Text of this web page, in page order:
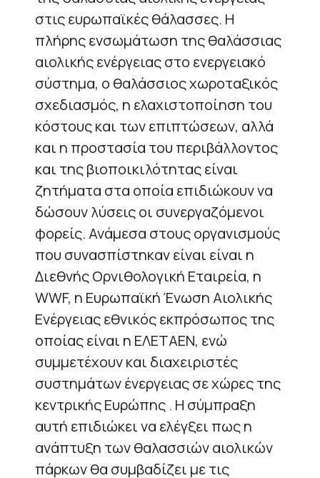
στις ευρωπαϊκές θάλασσες. Η
πλήρης ενσωμάτωση της θαλάσσιας
αιολικής ενέργειας στο ενεργειακό
σύστημα, ο θαλάσσιος χωροταξικός
σχεδιασμός, η ελαχιστοποίηση του
κόστους και των επιπτώσεων, αλλά
και η προστασία του περιβάλλοντος
και της βιοποικιλότητας είναι
ζητήματα στα οποία επιδιώκουν να
δώσουν λύσεις οι συνεργαζόμενοι
φορείς. Ανάμεσα στους οργανισμούς
που συνασπίστηκαν είναι είναι η
Διεθνής Ορνιθολογική Εταιρεία, η
WWF, η Eυρωπαϊκή Ένωση Αιολικής
Ενέργειας εθνικός εκπρόσωπος της
οποίας είναι η ΕΛΕΤΑΕΝ, ενώ
συμμετέχουν και διαχειριστές
συστημάτων ένεργειας σε χώρες της
κεντρικής Ευρώπης . Η σύμπραξη
αυτή επιδιώκει να ελέγξει πως η
ανάπτυξη των θαλασσιών αιολικών
πάρκων θα συμβαδίζει με τις